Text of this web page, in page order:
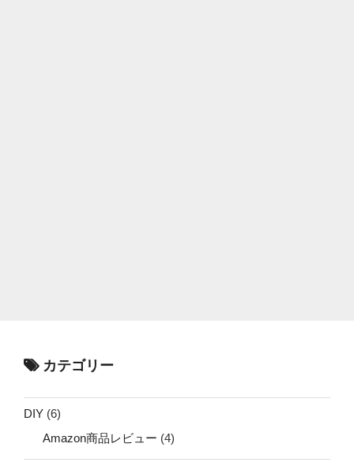
カテゴリー
DIY (6)
Amazon商品レビュー (4)